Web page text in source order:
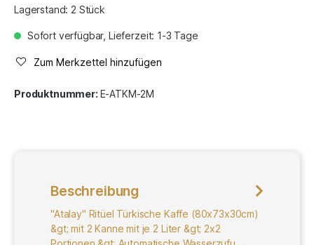
Lagerstand: 2 Stück
Sofort verfügbar, Lieferzeit: 1-3 Tage
Zum Merkzettel hinzufügen
Produktnummer: E-ATKM-2M
Beschreibung
"Atalay" Ritüel Türkische Kaffe (80x73x30cm)
&gt; mit 2 Kanne mit je 2 Liter &gt; 2x2